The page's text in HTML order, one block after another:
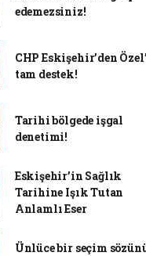
edemezsiniz!
CHP Eskişehir’den
tam destek!
Tarihi bölgede işgal
denetimi!
Eskişehir’in Sağlık
Tarihine Işık Tutan
Anlamlı Eser
Ünlüce bir seçim